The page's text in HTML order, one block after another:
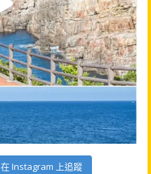
在 Instagram 上追蹤